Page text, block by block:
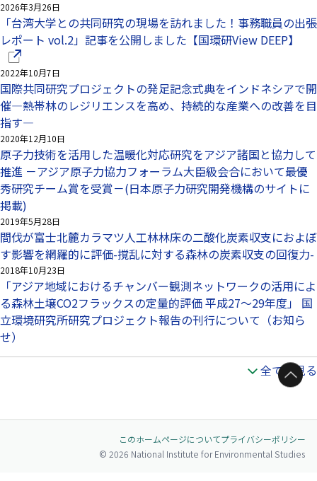
2026年3月26日
「台湾大学との共同研究の現場を訪れました！事務職員の出張
レポート vol.2」記事を公開しました【国環研View DEEP】
2022年10月7日
国際共同研究プロジェクトの発足記念式典をインドネシアで開
催—熱帯林のレジリエンスを高め、持続的な産業への改善を目
指す—
2020年12月10日
原子力技術を活用した温暖化対応研究をアジア諸国と協力して
推進 －アジア原子力協力フォーラム大臣級会合において最優
秀研究チーム賞を受賞－(日本原子力研究開発機構のサイトに
掲載)
2019年5月28日
間伐が富士北麓カラマツ人工林林床の二酸化炭素収支におよぼ
す影響を網羅的に評価-撹乱に対する森林の炭素収支の回復力-
2018年10月23日
「アジア地域におけるチャンバー観測ネットワークの活用によ
る森林土壌CO2フラックスの定量的評価 平成27～29年度」 国
立環境研究所研究プロジェクト報告の刊行について（お知ら
せ）
全てを見る
ページトップへ
このホームページについてプライバシーポリシー
© 2026 National Institute for Environmental Studies